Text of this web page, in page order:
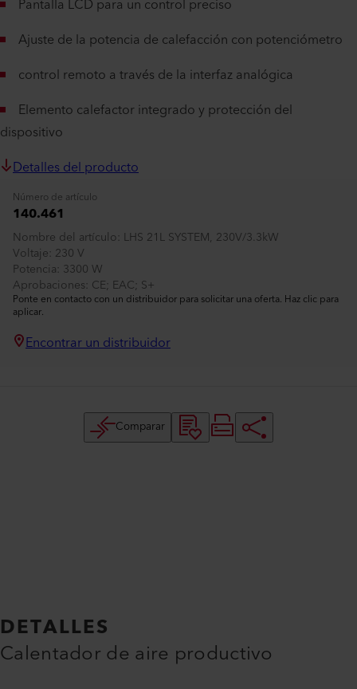
Pantalla LCD para un control preciso
Ajuste de la potencia de calefacción con potenciómetro
control remoto a través de la interfaz analógica
Elemento calefactor integrado y protección del
dispositivo
Detalles del producto
Número de artículo
140.461
Nombre del artículo LHS 21L SYSTEM, 230V/3.3kW
Voltaje 230 V
Potencia 3300 W
Aprobaciones CE; EAC; S+
Ponte en contacto con un distribuidor para solicitar una oferta. Haz clic para
aplicar.
Encontrar un distribuidor
Comparar
DETALLES
Calentador de aire productivo